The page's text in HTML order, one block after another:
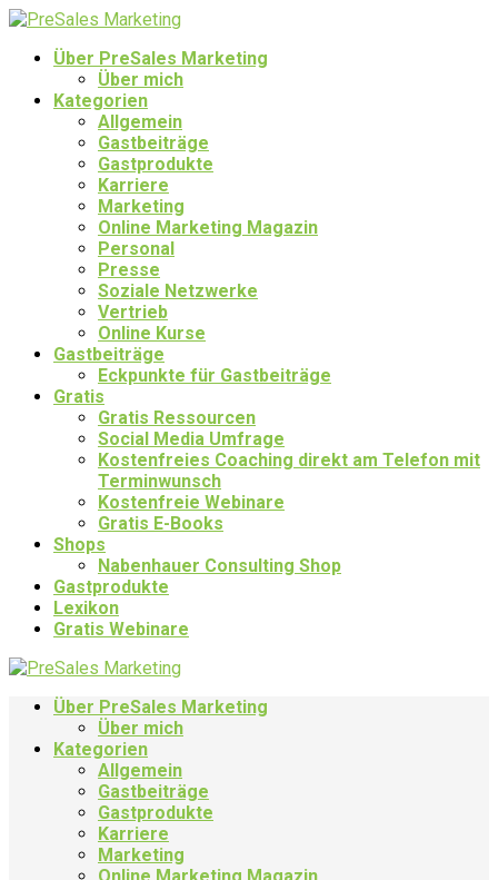
Über PreSales Marketing
Über mich
Kategorien
Allgemein
Gastbeiträge
Gastprodukte
Karriere
Marketing
Online Marketing Magazin
Personal
Presse
Soziale Netzwerke
Vertrieb
Online Kurse
Gastbeiträge
Eckpunkte für Gastbeiträge
Gratis
Gratis Ressourcen
Social Media Umfrage
Kostenfreies Coaching direkt am Telefon mit
Terminwunsch
Kostenfreie Webinare
Gratis E-Books
Shops
Nabenhauer Consulting Shop
Gastprodukte
Lexikon
Gratis Webinare
Über PreSales Marketing
Über mich
Kategorien
Allgemein
Gastbeiträge
Gastprodukte
Karriere
Marketing